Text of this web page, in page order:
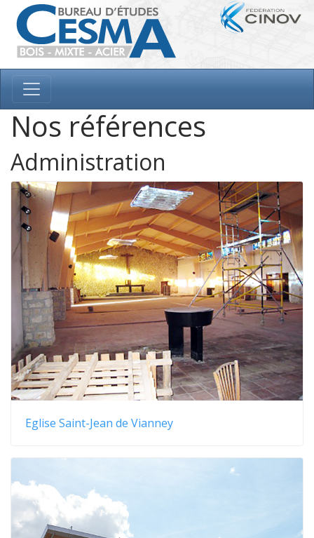
Nos références
Administration
Eglise Saint-Jean de Vianney